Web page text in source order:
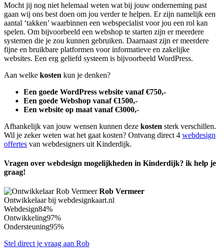
Mocht jij nog niet helemaal weten wat bij jouw onderneming past
gaan wij ons best doen om jou verder te helpen. Er zijn namelijk een
aantal ‘takken’ waarbinnen een webspecialist voor jou een rol kan
spelen. Om bijvoorbeeld een webshop te starten zijn er meerdere
systemen die je zou kunnen gebruiken. Daarnaast zijn er meerdere
fijne en bruikbare platformen voor informatieve en zakelijke
websites. Een erg geliefd systeem is bijvoorbeeld WordPress.
Aan welke kosten kun je denken?
Een goede WordPress website vanaf €750,-
Een goede Webshop vanaf €1500,-
Een website op maat vanaf €3000,-
Afhankelijk van jouw wensen kunnen deze kosten sterk verschillen.
Wil je zeker weten wat het gaat kosten? Ontvang direct 4 webdesign
offertes van webdesigners uit Kinderdijk.
Vragen over webdesign mogelijkheden in Kinderdijk? ik help je
graag!
Rob Vermeer
Ontwikkelaar bij webdesignkaart.nl
Webdesign84%
Ontwikkeling97%
Ondersteuning95%
Stel direct je vraag aan Rob